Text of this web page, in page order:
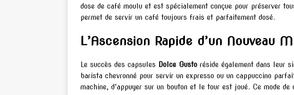
dose de café moulu et est spécialement conçue pour préserver
permet de servir un café toujours frais et parfaitement dosé.
L’Ascension Rapide d’un Nouveau
Le succès des capsules Dolce Gusto réside également dans leur
barista chevronné pour servir un expresso ou un cappuccino
machine, d’appuyer sur un bouton et le tour est joué. Ce mode de